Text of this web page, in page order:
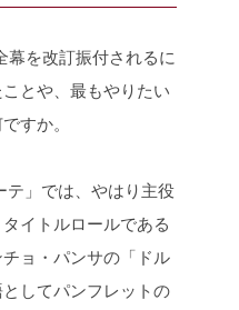
幕を改訂振付されるに
とや、最もやりたい
すか。
テ」では、やはり主役
イトルロールである
ョ・パンサの「ドル
してパンフレットの